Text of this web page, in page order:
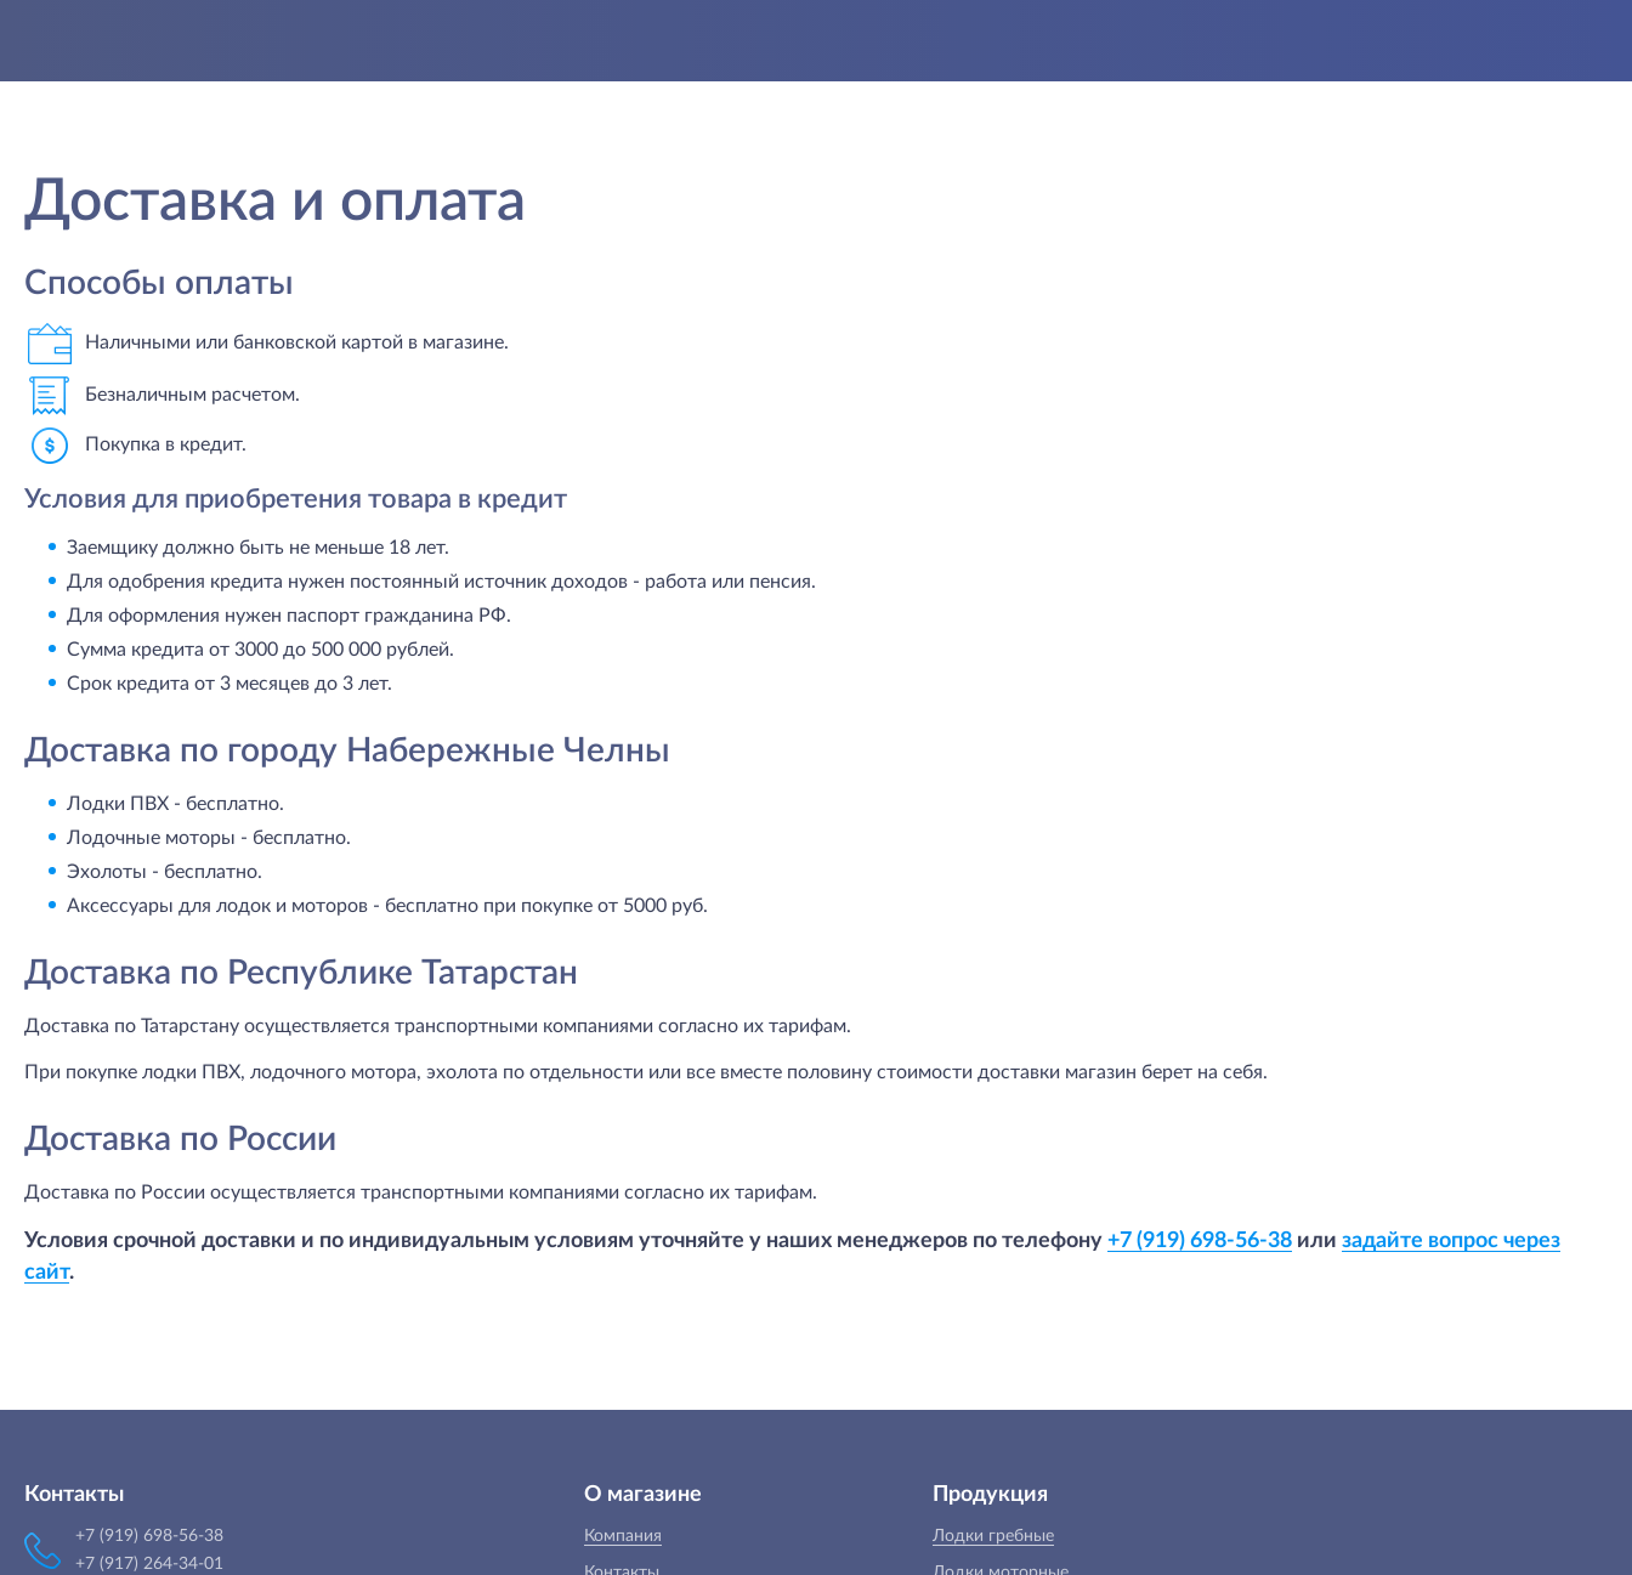
Доставка и оплата
Способы оплаты
Наличными или банковской картой в магазине.
Безналичным расчетом.
Покупка в кредит.
Условия для приобретения товара в кредит
Заемщику должно быть не меньше 18 лет.
Для одобрения кредита нужен постоянный источник доходов - работа или пенсия.
Для оформления нужен паспорт гражданина РФ.
Сумма кредита от 3000 до 500 000 рублей.
Срок кредита от 3 месяцев до 3 лет.
Доставка по городу Набережные Челны
Лодки ПВХ - бесплатно.
Лодочные моторы - бесплатно.
Эхолоты - бесплатно.
Аксессуары для лодок и моторов - бесплатно при покупке от 5000 руб.
Доставка по Республике Татарстан
Доставка по Татарстану осуществляется транспортными компаниями согласно их тарифам.
При покупке лодки ПВХ, лодочного мотора, эхолота по отдельности или все вместе половину стоимости доставки магазин берет на себя.
Доставка по России
Доставка по России осуществляется транспортными компаниями согласно их тарифам.
Условия срочной доставки и по индивидуальным условиям уточняйте у наших менеджеров по телефону +7 (919) 698-56-38 или задайте вопрос через
сайт.
Контакты
+7 (919) 698-56-38
+7 (917) 264-34-01
О магазине
Компания
Продукция
Лодки гребные